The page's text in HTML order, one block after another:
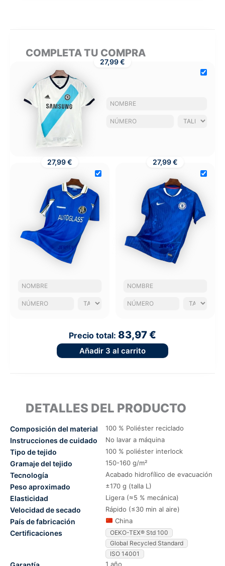
COMPLETA TU COMPRA
27,99 €
27,99 € 27,99 €
Precio total: 83,97 €
Añadir 3 al carrito
DETALLES DEL PRODUCTO
Composición del material 100 % Poliéster reciclado
Instrucciones de cuidado No lavar a máquina
Tipo de tejido 100 % poliéster interlock
Gramaje del tejido 150-160 g/m²
Tecnología Acabado hidrofílico de evacuación
Peso aproximado ±170 g (talla L)
Elasticidad Ligera (≈5 % mecánica)
Velocidad de secado Rápido (≤30 min al aire)
País de fabricación China
Certificaciones
OEKO-TEX® Std 100
Global Recycled Standard
ISO 14001
1 año